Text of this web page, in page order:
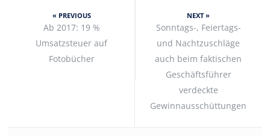
« PREVIOUS
Ab 2017: 19 %
Umsatzsteuer auf
Fotobücher
NEXT »
Sonntags-, Feiertags-
und Nachtzuschläge
auch beim faktischen
Geschäftsführer
verdeckte
Gewinnausschüttungen